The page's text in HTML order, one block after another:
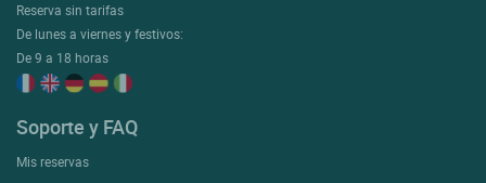
Reserva sin tarifas
De lunes a viernes y festivos:
De 9 a 18 horas
Soporte y FAQ
Mis reservas